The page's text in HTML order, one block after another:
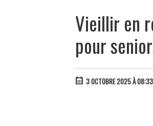
Vieillir en
pour
3 OCTOBRE 2025 À 08:33